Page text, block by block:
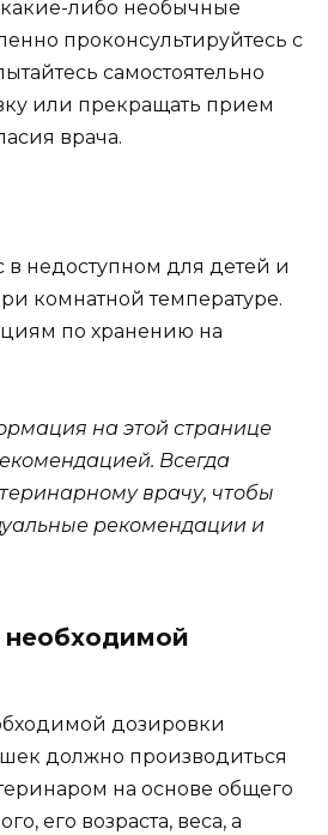
либо необычные
проконсультируйтесь с
самостоятельно
или прекращать прием
врача.
в недоступном для детей и
комнатной температуре.
по хранению на
на этой странице
Всегда
врачу, чтобы
рекомендации и
дозировки
должно производиться
на основе общего
его возраста, веса, а